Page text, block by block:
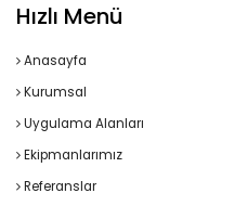
Hızlı Menü
Anasayfa
Kurumsal
Uygulama Alanları
Ekipmanlarımız
Referanslar